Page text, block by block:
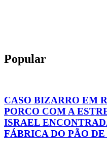
Popular
CASO BIZARRO EM
PORCO COM A
ISRAEL
FÁBRICA DO PÃO